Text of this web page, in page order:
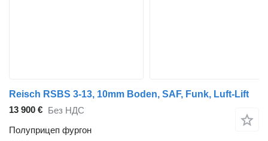
Reisch RSBS 3-13, 10mm Boden, SAF, Funk, Luft-Lift
13 900 € Без НДС
Полуприцеп фургон